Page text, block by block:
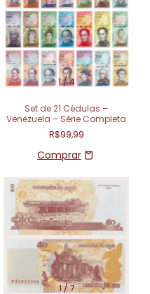
1/4
Set de 21 Cédulas –
Venezuela – Série Completa
R$99,99
1/7